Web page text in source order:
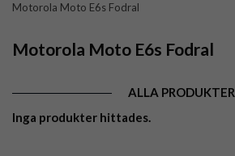
Motorola Moto E6s Fodral
Motorola Moto E6s Fodral
ALLA PRODUKTER
Inga produkter hittades.